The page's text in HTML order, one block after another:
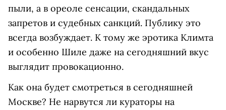
пыли, а в ореоле сенсации, скандальных
запретов и судебных санкций. Публику это
всегда возбуждает. К тому же эротика Климта
и особенно Шиле даже на сегодняшний вкус
выглядит провокационно.
Как она будет смотреться в сегодняшней
Москве? Не нарвутся ли кураторы на